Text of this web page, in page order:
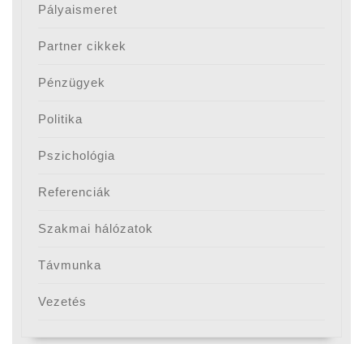
Pályaismeret
Partner cikkek
Pénzügyek
Politika
Pszichológia
Referenciák
Szakmai hálózatok
Távmunka
Vezetés